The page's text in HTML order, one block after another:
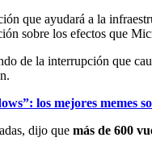
que ayudará a la
sobre los efectos que
de la interrupción que
los mejores memes
dijo que más de 600